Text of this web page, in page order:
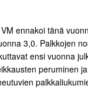
ennakoi tänä
3,0. Palkkojen
ensi vuonna
peruminen ja